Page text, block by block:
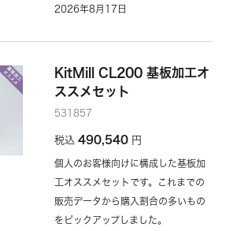
2026年8月17日
KitMill CL200 基板加工オ
ススメセット
531857
税込 490,540 円
個人のお客様向けに構成した基板加
工オススメセットです。これまでの
販売データから購入割合の多いもの
をピックアップしました。